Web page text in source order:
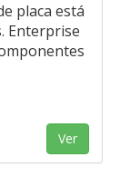
placa está
Enterprise
Ver